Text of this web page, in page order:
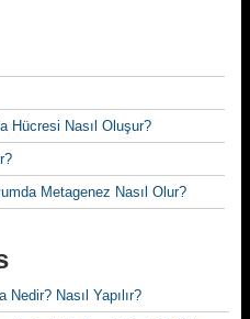
Hücresi Nasıl Oluşur?
Metagenez Nasıl Olur?
Nedir? Nasıl Yapılır?